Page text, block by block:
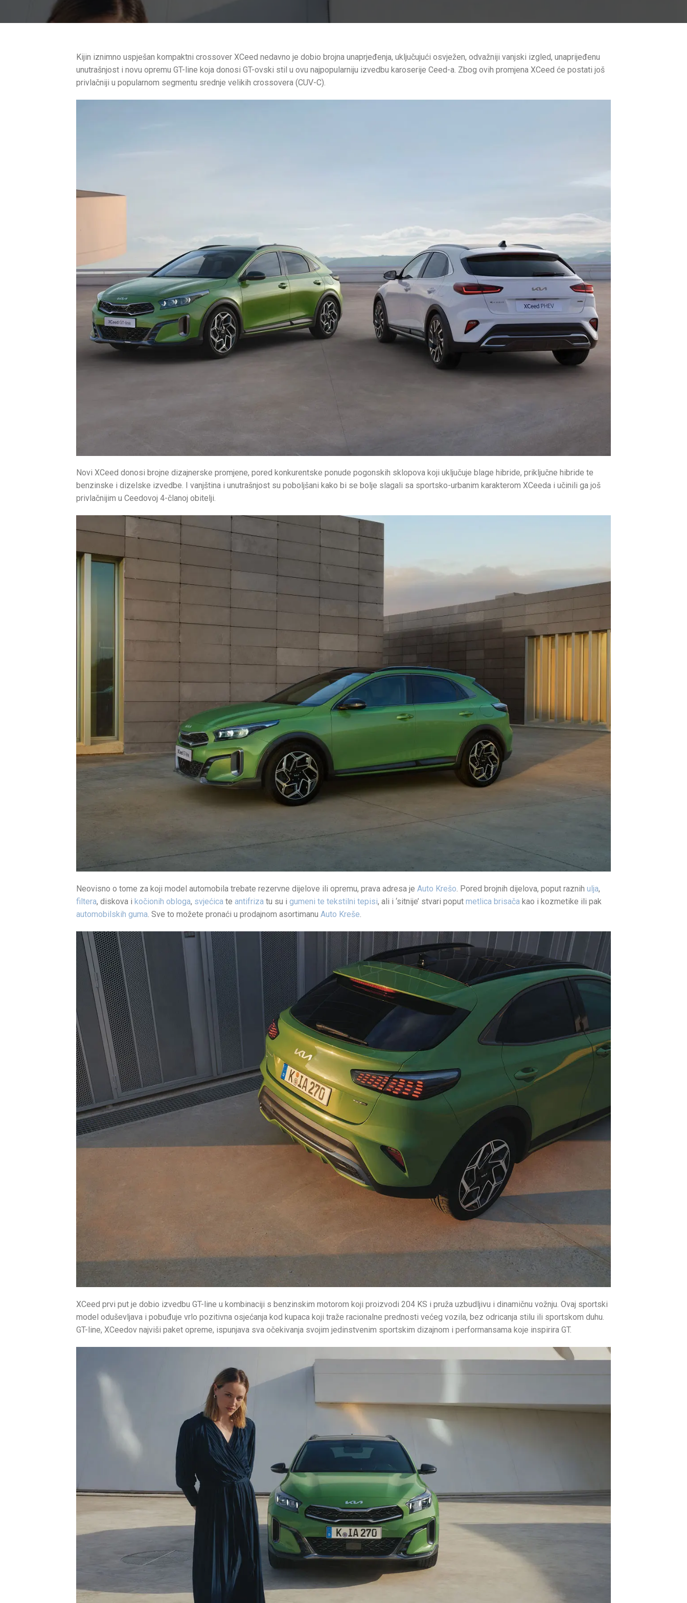
Kijin iznimno uspješan kompaktni crossover XCeed nedavno je dobio brojna unaprjeđenja, uključujući osvježen, odvažniji vanjski izgled, unaprijeđenu
unutrašnjost i novu opremu GT-line koja donosi GT-ovski stil u ovu najpopularniju izvedbu karoserije Ceed-a. Zbog ovih promjena XCeed će postati još
privlačniji u popularnom segmentu srednje velikih crossovera (CUV-C).
Novi XCeed donosi brojne dizajnerske promjene, pored konkurentske ponude pogonskih sklopova koji uključuje blage hibride, priključne hibride te
benzinske i dizelske izvedbe. I vanjština i unutrašnjost su poboljšani kako bi se bolje slagali sa sportsko-urbanim karakterom XCeeda i učinili ga još
privlačnijim u Ceedovoj 4-članoj obitelji.
Neovisno o tome za koji model automobila trebate rezervne dijelove ili opremu, prava adresa jeAuto Krešo . Pored brojnih dijelova, poput raznihulja,
filtera, diskova ikočionih obloga, svjećica teantifriza tu su igumeni te tekstilni tepisi, ali i ‘sitnije’ stvari poputmetlica brisača kao i kozmetike ili pak
automobilskih guma . Sve to možete pronaći u prodajnom asortimanuAuto Kreše
XCeed prvi put je dobio izvedbu GT-line u kombinaciji s benzinskim motorom koji proizvodi 204 KS i pruža uzbudljivu i dinamičnu vožnju. Ovaj sportski
model oduševljava i pobuđuje vrlo pozitivna osjećanja kod kupaca koji traže racionalne prednosti većeg vozila, bez odricanja stilu ili sportskom duhu.
GT-line, XCeedov najviši paket opreme, ispunjava sva očekivanja svojim jedinstvenim sportskim dizajnom i performansama koje inspirira GT.